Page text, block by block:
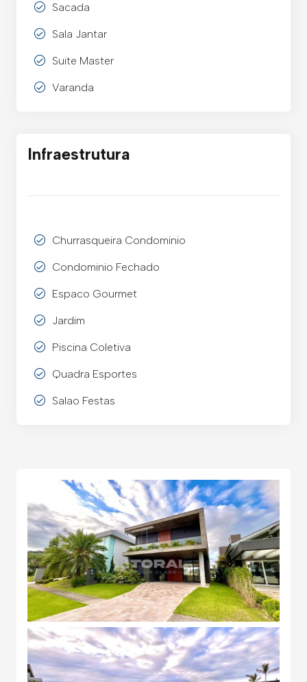
Sacada
Sala Jantar
Suite Master
Varanda
Infraestrutura
Churrasqueira Condominio
Condominio Fechado
Espaco Gourmet
Jardim
Piscina Coletiva
Quadra Esportes
Salao Festas